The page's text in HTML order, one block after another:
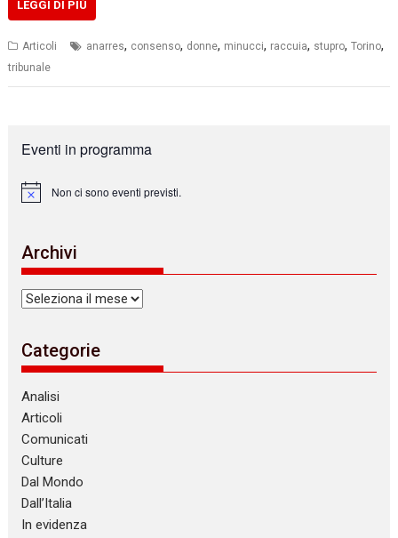
LEGGI DI PIÙ
Articoli anarres, consenso, donne, minucci, raccuia, stupro,Torino,
tribunale
Eventi in programma
N
c
e
Non ci sono eventi previsti.
Archivi
Archivi
Categorie
Analisi
Articoli
Comunicati
Culture
Dal Mondo
Dall’Italia
In evidenza